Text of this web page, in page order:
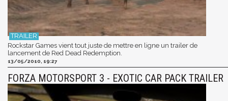
Rockstar Games vient tout juste de mettre en ligne un trailer de
lancement de Red Dead Redemption.
13/05/2010, 19:27
FORZA MOTORSPORT 3 - EXOTIC CAR PACK TRAILER